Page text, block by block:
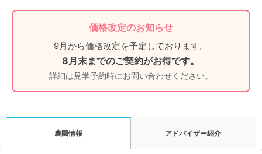
価格改定のお知らせ
9月から価格改定を予定しております。
8月末までのご契約がお得です。
詳細は見学予約時にお問い合わせください。
農園情報 アドバイザー紹介